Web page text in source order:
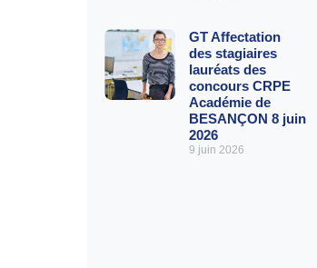
GT Affectation
des stagiaires
lauréats des
concours CRPE
Académie de
BESANÇON 8 juin
2026
9 juin 2026